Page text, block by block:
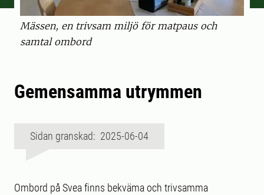
Mässen, en trivsam miljö för matpaus och
samtal ombord
Gemensamma utrymmen
Sidan granskad: 2025-06-04
Ombord på Svea finns bekväma och trivsamma